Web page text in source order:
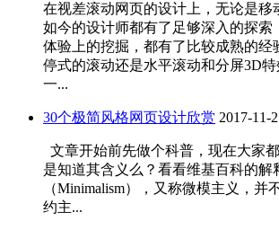
在视差滚动网页的设计上，无论是移
如今的设计师都有了足够深入的探索
体验上的挖掘，都有了比较成熟的经
停式的滚动还是水平滚动和分屏3D
一...
30个极简风格网页设计欣赏 2017-11-
文章开始前先做个科普，现在大家
是知道其含义么？看看维基百科的解
（Minimalism），又称微模主义，并
约主...